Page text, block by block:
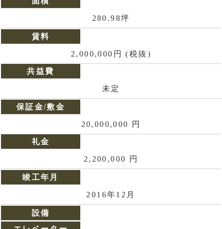
280.98坪
賃料
2,000,000円 (税抜)
共益費
未定
保証金/敷金
20,000,000 円
礼金
2,200,000 円
竣工年月
2016年12月
設備